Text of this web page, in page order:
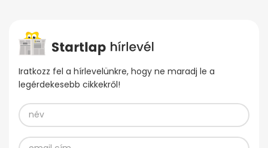
Iratkozz fel a hírlevelünkre, hogy ne maradj le a
legérdekesebb cikkekről!